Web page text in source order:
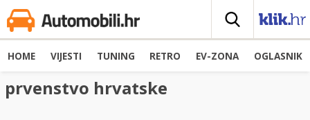
HOME VIJESTI TUNING RETRO EV-ZONA OGLASNIK
prvenstvo hrvatske